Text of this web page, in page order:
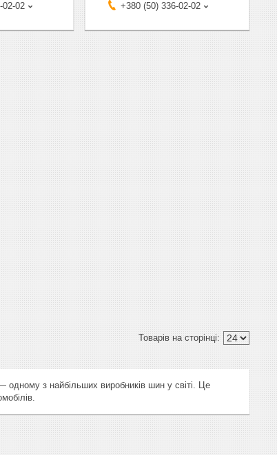
02-02 +380 (50) 336-02-02
одному з найбільших виробників шин у світі. Це